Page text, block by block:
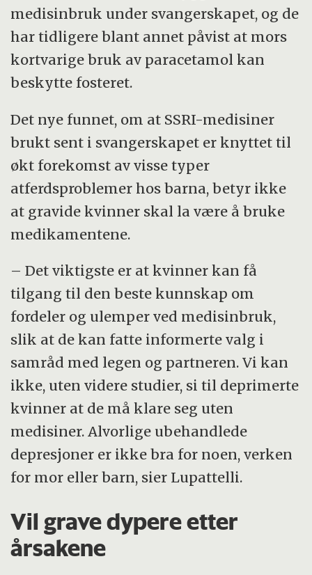
medisinbruk under svangerskapet, og de
har tidligere blant annet påvist at mors
kortvarige bruk av paracetamol kan
beskytte fosteret.
Det nye funnet, om at SSRI-medisiner
brukt sent i svangerskapet er knyttet til
økt forekomst av visse typer
atferdsproblemer hos barna, betyr ikke
at gravide kvinner skal la være å bruke
medikamentene.
– Det viktigste er at kvinner kan få
tilgang til den beste kunnskap om
fordeler og ulemper ved medisinbruk,
slik at de kan fatte informerte valg i
samråd med legen og partneren. Vi kan
ikke, uten videre studier, si til deprimerte
kvinner at de må klare seg uten
medisiner. Alvorlige ubehandlede
depresjoner er ikke bra for noen, verken
for mor eller barn, sier Lupattelli.
Vil grave dypere etter
årsakene